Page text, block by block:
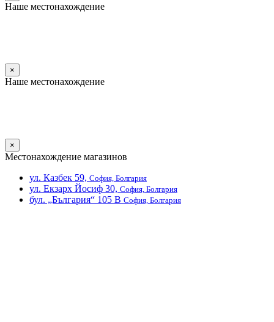
Наше местонахождение
×
Наше местонахождение
×
Местонахождение магазинов
ул. Казбек 59, София, Болгария
ул. Екзарх Йосиф 30, София, Болгария
бул. „България“ 105 В София, Болгария